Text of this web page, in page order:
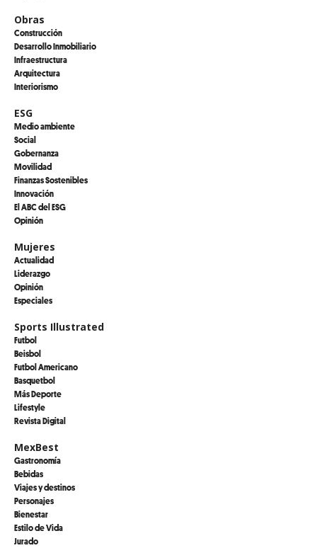
Obras
Construcción
Desarrollo Inmobiliario
Infraestructura
Arquitectura
Interiorismo
ESG
Medio ambiente
Social
Gobernanza
Movilidad
Finanzas Sostenibles
Innovación
El ABC del ESG
Opinión
Mujeres
Actualidad
Liderazgo
Opinión
Especiales
Sports Illustrated
Futbol
Beisbol
Futbol Americano
Basquetbol
Más Deporte
Lifestyle
Revista Digital
MexBest
Gastronomía
Bebidas
Viajes y destinos
Personajes
Bienestar
Estilo de Vida
Jurado